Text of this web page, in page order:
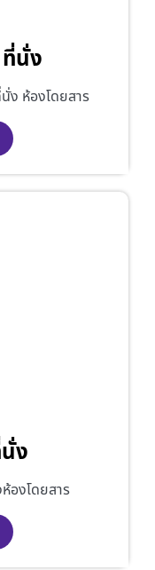
นั่ง
ง ห้องโดยสาร
ง
องโดยสาร